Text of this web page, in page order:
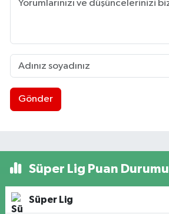
Gönder
Süper Lig Puan Durumu
Süper Lig